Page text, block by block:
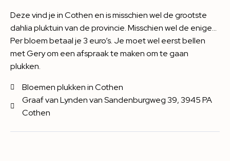
Deze vind je in Cothen en is misschien wel de grootste
dahlia pluktuin van de provincie. Misschien wel de enige…
Per bloem betaal je 3 euro’s. Je moet wel eerst bellen
met Gery om een afspraak te maken om te gaan
plukken.
Bloemen plukken in Cothen
Graaf van Lynden van Sandenburgweg 39, 3945 PA
Cothen